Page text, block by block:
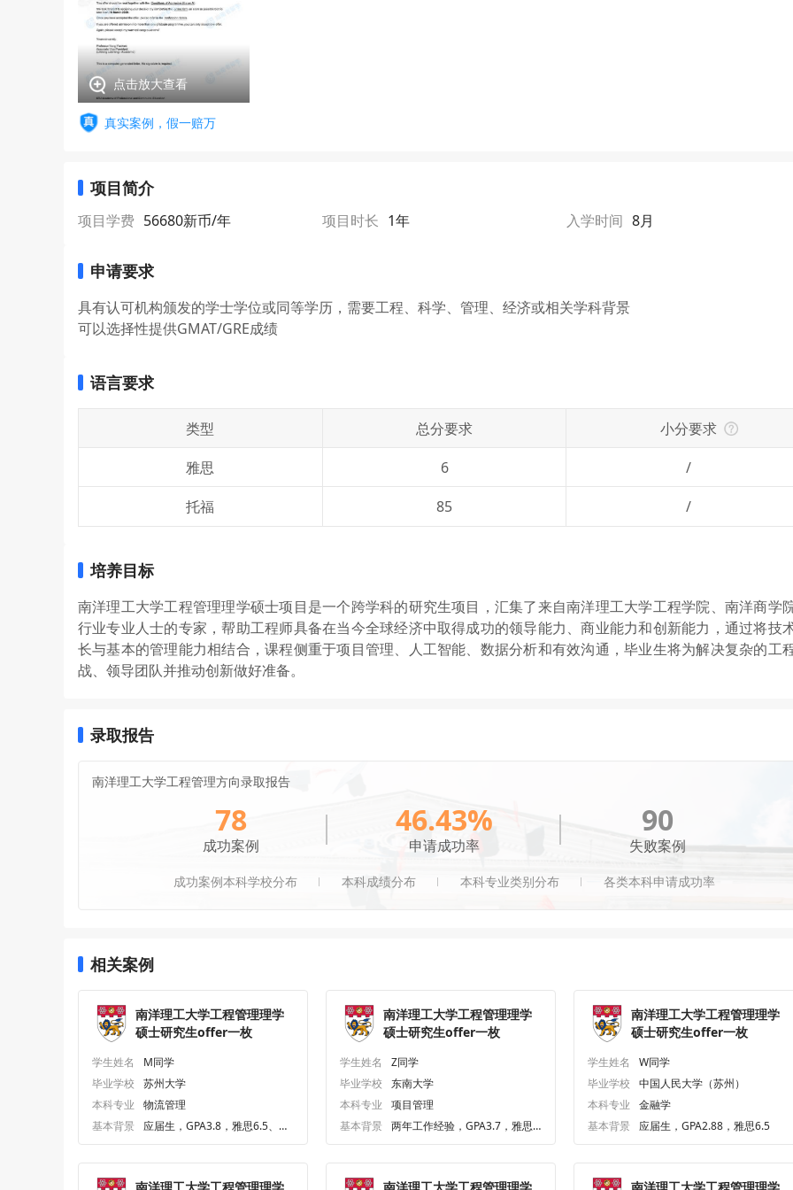
点击放大查看
真实案例，假一赔万
项目简介
项目学费 56680新币/年 项目时长 1年 入学时间 8月
申请要求
具有认可机构颁发的学士学位或同等学历，需要工程、科学、管理、经济或相关学科背景
可以选择性提供GMAT/GRE成绩
语言要求
类型 总分要求
小分要求
雅思
6 /
托福 85 /
培养目标
南洋理工大学工程管理理学硕士项目是一个跨学科的研究生项目，汇集了来自南洋理工大学工程学院、南洋商学
行业专业人士的专家，帮助工程师具备在当今全球经济中取得成功的领导能力、商业能力和创新能力，通过将技
长与基本的管理能力相结合，课程侧重于项目管理、人工智能、数据分析和有效沟通，毕业生将为解决复杂的工
战、领导团队并推动创新做好准备。
录取报告
南洋理工大学工程管理方向录取报告
78
成功案例
46.43%
申请成功率
90
失败案例
成功案例本科学校分布 本科成绩分布 本科专业类别分布 各类本科申请成功率
相关案例
南洋理工大学工程管理理学
硕士研究生offer一枚
学生姓名
M同学
毕业学校
苏州大学
本科专业
物流管理
基本背景
应届生，GPA3.8，雅思6.5、六
南洋理工大学工程管理理学
硕士研究生offer一枚
学生姓名
Z同学
毕业学校
东南大学
本科专业
项目管理
基本背景
两年工作经验，GPA3.7，雅思7.
南洋理工大学工程管理理学
硕士研究生offer一枚
学生姓名
W同学
毕业学校
中国人民大学（苏州）
本科专业
金融学
基本背景
应届生，GPA2.88，雅思6.5